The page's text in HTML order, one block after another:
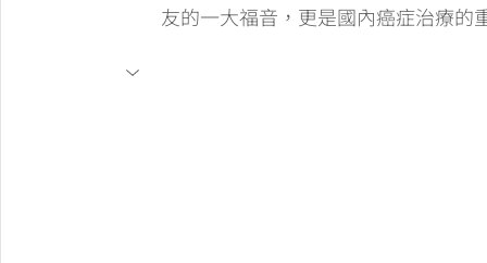
友的一大福音，更是國內癌症治療的